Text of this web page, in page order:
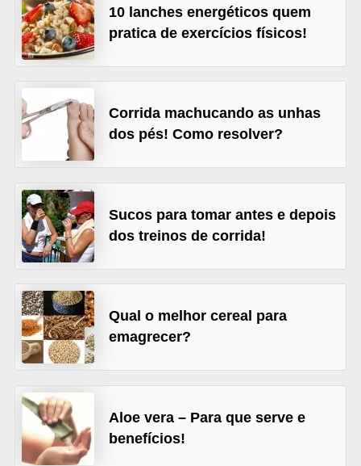
10 lanches energéticos quem
pratica de exercícios físicos!
Corrida machucando as unhas
dos pés! Como resolver?
Sucos para tomar antes e depois
dos treinos de corrida!
Qual o melhor cereal para
emagrecer?
Aloe vera – Para que serve e
benefícios!
n
t
a
ç
ã
S
u
d
á
e
l
P
a
n
o